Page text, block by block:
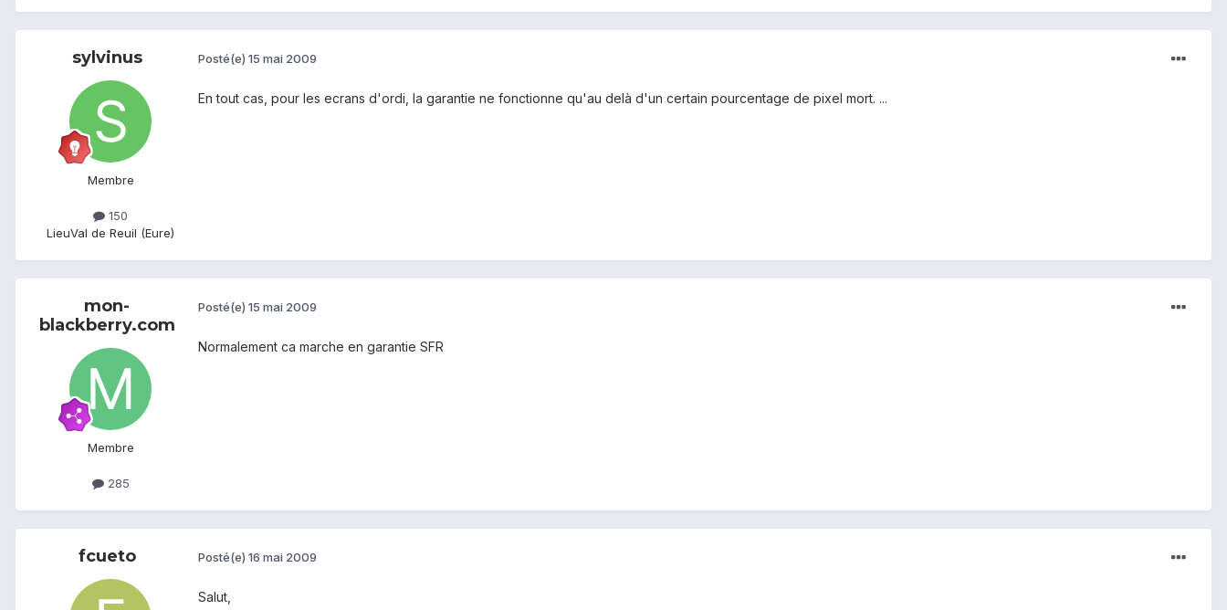
sylvinus
Membre
150
LieuVal de Reuil (Eure)
Posté(e) 15 mai 2009
En tout cas, pour les ecrans d'ordi, la garantie ne fonctionne qu'au delà d'un certain pourcentage de pixel mort. ...
mon-
blackberry.com
Membre
285
Posté(e) 15 mai 2009
Normalement ca marche en garantie SFR
fcueto Posté(e) 16 mai 2009
Salut,